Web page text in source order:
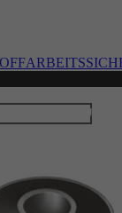
Buchsen und